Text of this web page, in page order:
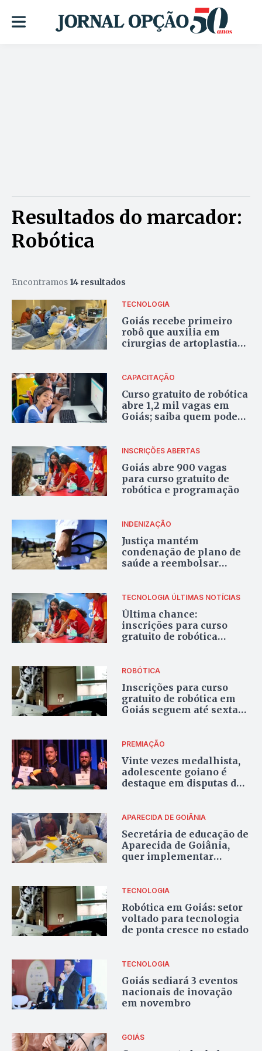
Resultados do marcador:
Robótica
Encontramos 14 resultados
TECNOLOGIA
Goiás recebe primeiro
robô que auxilia em
cirurgias de artoplastias
CAPACITAÇÃO
Curso gratuito de robótica
abre 1,2 mil vagas em
Goiás; saiba quem pode
INSCRIÇÕES ABERTAS
Goiás abre 900 vagas
para curso gratuito de
robótica e programação
INDENIZAÇÃO
Justiça mantém
condenação de plano de
saúde a reembolsar
próstata
TECNOLOGIA ÚLTIMAS NOTÍCIAS
Última chance:
inscrições para curso
gratuito de robótica
ROBÓTICA
Inscrições para curso
gratuito de robótica em
Goiás seguem até sexta-
PREMIAÇÃO
Vinte vezes medalhista,
adolescente goiano é
destaque em disputas de
APARECIDA DE GOIÂNIA
Secretária de educação de
Aparecida de Goiânia,
quer implementar
herdada e orçamento
apertado limitam os
planos
TECNOLOGIA
Robótica em Goiás: setor
voltado para tecnologia
de ponta cresce no estado
TECNOLOGIA
Goiás sediará 3 eventos
nacionais de inovação
em novembro
GOIÁS